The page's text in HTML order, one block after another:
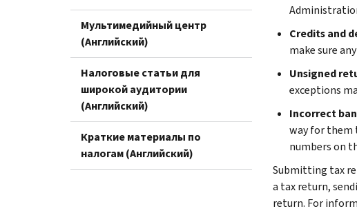
Мультимедийный центр
(Английский)
Налоговые статьи для
широкой аудитории
(Английский)
Краткие материалы по
налогам (Английский)
Credits and
make sure
Unsigned
exceptions
Incorrect
way for them
numbers on
Submitting tax
a tax return,
return. For